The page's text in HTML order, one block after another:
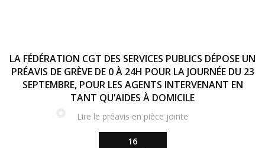
16
LA FÉDÉRATION CGT DES SERVICES PUBLICS DÉPOSE UN
PRÉAVIS DE GRÈVE DE 0 À 24H POUR LA JOURNÉE DU 23
SEPTEMBRE, POUR LES AGENTS INTERVENANT EN
TANT QU’AIDES À DOMICILE
Lire le préavis en pièce jointe